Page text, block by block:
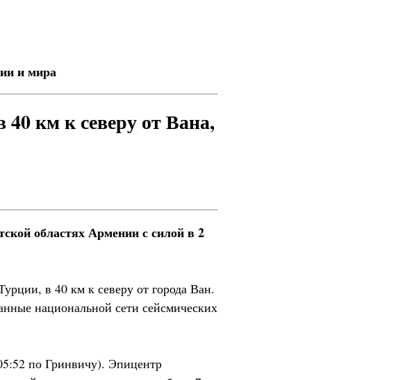
и мира
40 км к северу от Вана,
областях Армении с силой в 2
в 40 км к северу от города Ван.
национальной сети сейсмических
по Гринвичу). Эпицентр